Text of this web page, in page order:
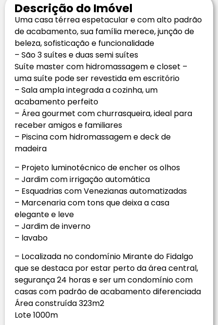
Descrição do Imóvel
Uma casa térrea espetacular e com alto padrão
de acabamento, sua família merece, junção de
beleza, sofisticação e funcionalidade
– São 3 suítes e duas semi suítes
Suíte master com hidromassagem e closet –
uma suíte pode ser revestida em escritório
– Sala ampla integrada a cozinha, um
acabamento perfeito
– Área gourmet com churrasqueira, ideal para
receber amigos e familiares
– Piscina com hidromassagem e deck de
madeira
– Projeto luminotécnico de encher os olhos
– Jardim com irrigação automática
– Esquadrias com Venezianas automatizadas
– Marcenaria com tons que deixa a casa
elegante e leve
– ⁠Jardim de inverno
– ⁠lavabo
– Localizada no condomínio Mirante do Fidalgo
que se destaca por estar perto da área central,
segurança 24 horas e ser um condomínio com
casas com padrão de acabamento diferenciada
Área construída 323m2
Lote 1000m